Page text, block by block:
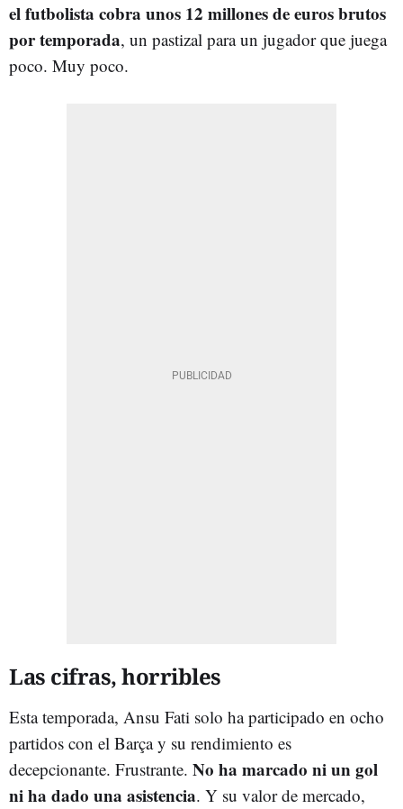
el futbolista cobra unos 12 millones de euros brutos
por temporada, un pastizal para un jugador que juega
poco. Muy poco.
Las cifras, horribles
Esta temporada, Ansu Fati solo ha participado en ocho
partidos con el Barça y su rendimiento es
decepcionante. Frustrante. No ha marcado ni un gol
ni ha dado una asistencia. Y su valor de mercado,